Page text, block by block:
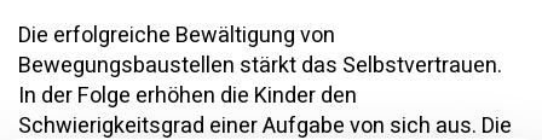
Die erfolgreiche Bewältigung von
Bewegungsbaustellen stärkt das Selbstvertrauen.
In der Folge erhöhen die Kinder den
Schwierigkeitsgrad einer Aufgabe von sich aus. Die